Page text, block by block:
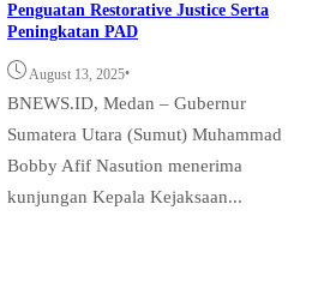
Penguatan Restorative Justice Serta
Peningkatan PAD
August 13, 2025•
BNEWS.ID, Medan – Gubernur
Sumatera Utara (Sumut) Muhammad
Bobby Afif Nasution menerima
kunjungan Kepala Kejaksaan...